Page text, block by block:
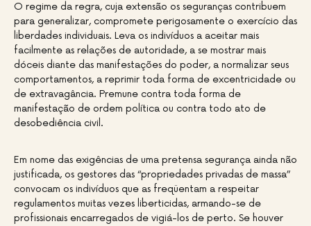
O regime da regra, cuja extensão os seguranças contribuem
para generalizar, compromete perigosamente o exercício das
liberdades individuais. Leva os indivíduos a aceitar mais
facilmente as relações de autoridade, a se mostrar mais
dóceis diante das manifestações do poder, a normalizar seus
comportamentos, a reprimir toda forma de excentricidade ou
de extravagância. Premune contra toda forma de
manifestação de ordem política ou contra todo ato de
desobediência civil.
Em nome das exigências de uma pretensa segurança ainda não
justificada, os gestores das “propriedades privadas de massa”
convocam os indivíduos que as freqüentam a respeitar
regulamentos muitas vezes liberticidas, armando-se de
profissionais encarregados de vigiá-los de perto. Se houver